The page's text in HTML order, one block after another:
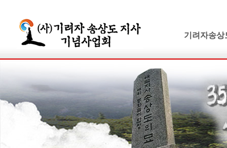
기려자송상
연보 및 가계
기려수필집
생애와사상
유묵과유품
연혁지